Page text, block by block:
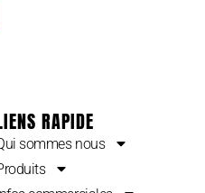
RAPIDE
sommes nous